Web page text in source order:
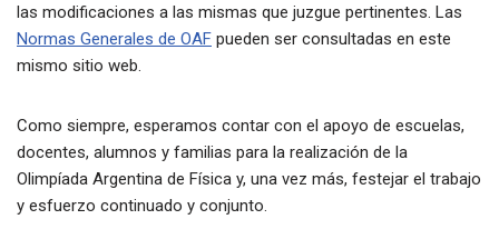
las modificaciones a las mismas que juzgue pertinentes. Las
Normas Generales de OAF pueden ser consultadas en este
mismo sitio web.
Como siempre, esperamos contar con el apoyo de escuelas,
docentes, alumnos y familias para la realización de la
Olimpíada Argentina de Física y, una vez más, festejar el trabajo
y esfuerzo continuado y conjunto.